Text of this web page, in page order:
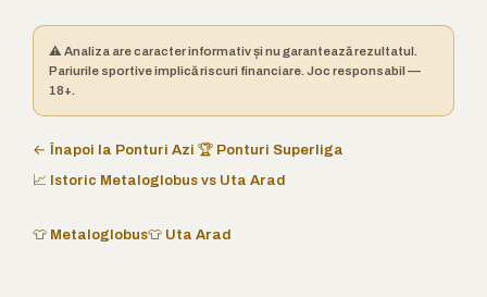
⚠️ Analiza are caracter informativ și nu garantează rezultatul.
Pariurile sportive implică riscuri financiare. Joc responsabil —
18+.
← Înapoi la Ponturi Azi 🏆 Ponturi Superliga
📈 Istoric Metaloglobus vs Uta Arad
👕 Metaloglobus👕 Uta Arad